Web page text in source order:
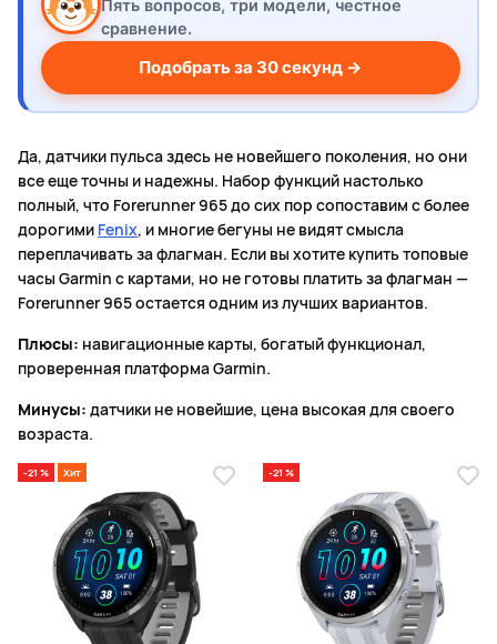
Пять вопросов, три модели, честное
сравнение.
Подобрать за 30 секунд →
Да, датчики пульса здесь не новейшего поколения, но они
все еще точны и надежны. Набор функций настолько
полный, что Forerunner 965 до сих пор сопоставим с более
дорогими Fenix, и многие бегуны не видят смысла
переплачивать за флагман. Если вы хотите купить топовые
часы Garmin с картами, но не готовы платить за флагман —
Forerunner 965 остается одним из лучших вариантов.
Плюсы: навигационные карты, богатый функционал,
проверенная платформа Garmin.
Минусы: датчики не новейшие, цена высокая для своего
возраста.
-21 % Хит -21 %